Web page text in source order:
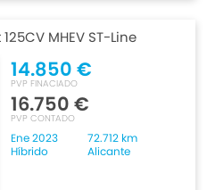
MHEV ST-Line
14.850 €
PVP FINACIADO
16.750 €
PVP CONTADO
Ene 2023
72.712 km
Híbrido
Alicante